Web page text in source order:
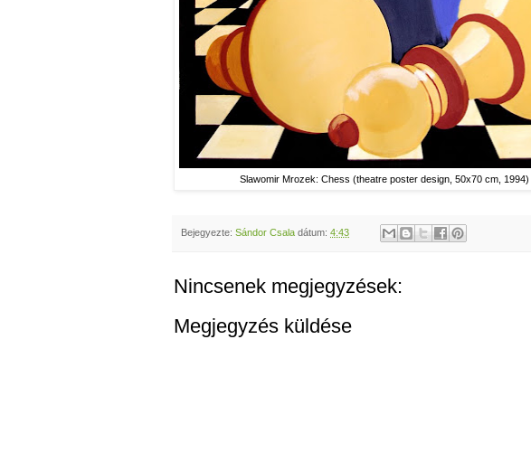
Slawomir Mrozek: Chess (theatre poster design, 50x70 cm, 1994)
Bejegyezte: Sándor Csala dátum: 4:43
Nincsenek megjegyzések:
Megjegyzés küldése